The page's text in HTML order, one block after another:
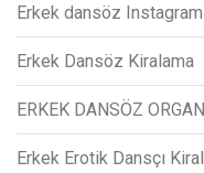
Erkek dansöz Instagram
Erkek Dansöz Kiralama
ERKEK DANSÖZ
Erkek Erotik Dansçı